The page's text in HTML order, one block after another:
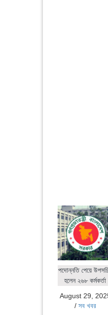
পদোন্নতি পেয়ে
হলেন ২৬৮ কর্মকর্তা
August 29,
/ সব খবর